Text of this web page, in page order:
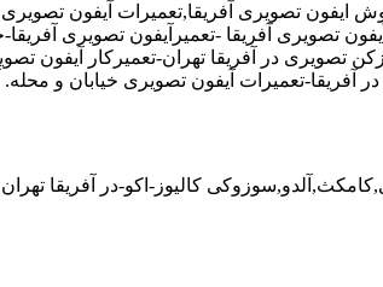
ایفون تصویری آفریقا,تعمیرات آیفون تصویری
تصویری آفریقا -تعمیرآیفون تصویری
تصویری در آفریقا تهران-تعمیرکار آیفون
کالیوز-اکو-در آفریقا تهران